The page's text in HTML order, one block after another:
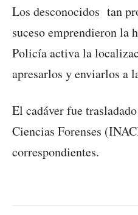
Los desconocidos tan
suceso emprendieron la
Policía activa la
apresarlos y enviarlos a
El cadáver fue
Ciencias Forenses
correspondientes.